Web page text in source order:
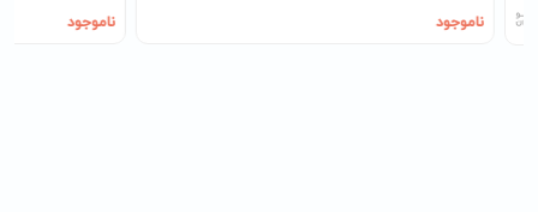
ناموجود ناموجود